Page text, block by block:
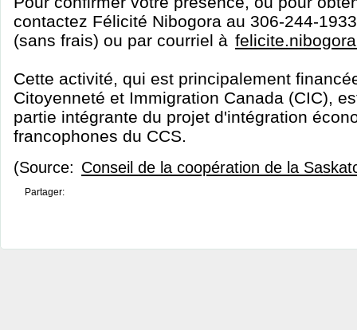
contactez Félicité Nibogora au 306-244-
(sans frais) ou par courriel à
Cette activité, qui est principalement
Citoyenneté et Immigration Canada (CIC),
partie intégrante du projet d'intégration
francophones du CCS.
(Source: Conseil de la coopération de la
Partager: